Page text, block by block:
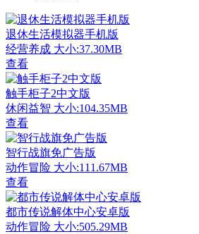
退休生活模拟器手机版
经营养成 大小:37.30MB
查看
触手柜子2中文版
休闲益智 大小:104.35MB
查看
智行战旗免广告版
动作冒险 大小:111.67MB
查看
都市传说解体中心安卓版
动作冒险 大小:505.29MB